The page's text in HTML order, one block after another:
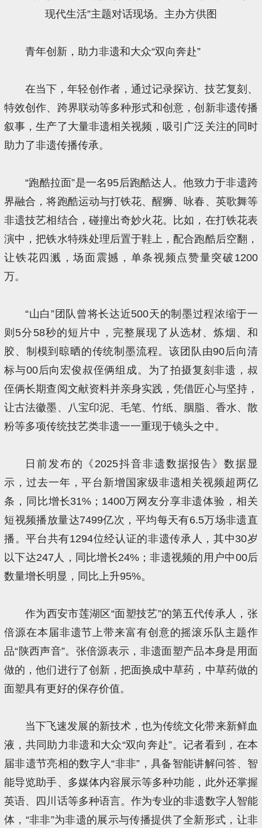
现代生活”主题对话现场。主办方供图
青年创新，助力非遗和大众“双向奔赴”
在当下，年轻创作者，通过记录探访、技艺复刻、
特效创作、跨界联动等多种形式和创意，创新非遗传播
叙事，生产了大量非遗相关视频，吸引广泛关注的同时
助力了非遗传播传承。
“跑酷拉面”是一名95后跑酷达人。他致力于非遗跨
界融合，将跑酷运动与打铁花、醒狮、咏春、英歌舞等
非遗技艺相结合，碰撞出奇妙火花。比如，在打铁花表
演中，把铁水特殊处理后置于鞋上，配合跑酷后空翻，
让铁花四溅，场面震撼，单条视频点赞量突破1200
万。
“山白”团队曾将长达近500天的制墨过程浓缩于一
则5分58秒的短片中，完整展现了从选材、炼烟、和
胶、制模到晾晒的传统制墨流程。该团队由90后向清
标与00后向宏俊叔侄俩组成。为了拍摄复刻非遗，叔
侄俩长期查阅文献资料并亲身实践，凭借匠心与坚持，
让古法徽墨、八宝印泥、毛笔、竹纸、胭脂、香水、散
粉等多项传统技艺类非遗一一重现于镜头之中。
日前发布的《2025抖音非遗数据报告》数据显
示，过去一年，平台新增国家级非遗相关视频超两亿
条，同比增长31%；1400万网友分享非遗体验，相关
短视频播放量达7499亿次，平均每天有6.5万场非遗直
播。平台共有1294位经认证的非遗传承人，其中30岁
以下达247人，同比增长24%；非遗视频的用户中00后
数量增长明显，同比上升95%。
作为西安市莲湖区“面塑技艺”的第五代传承人，张
倍源在本届非遗节上带来富有创意的摇滚乐队主题作
品“陕西声音”。张倍源表示，非遗面塑产品本身是用面
做的，他们进行了创新，把面换成中草药，中草药做的
面塑具有更好的保存价值。
当下飞速发展的新技术，也为传统文化带来新鲜血
液，共同助力非遗和大众“双向奔赴”。记者看到，在本
届非遗节亮相的数字人“非非”，具备智能讲解问答、智
能导览助手、多媒体内容展示等多种功能，此外还掌握
英语、四川话等多种语言。作为专业的非遗数字人智能
体，“非非”为非遗的展示与传播提供了全新形式，让非